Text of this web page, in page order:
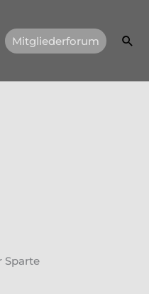
Mitgliederforum
Sparte